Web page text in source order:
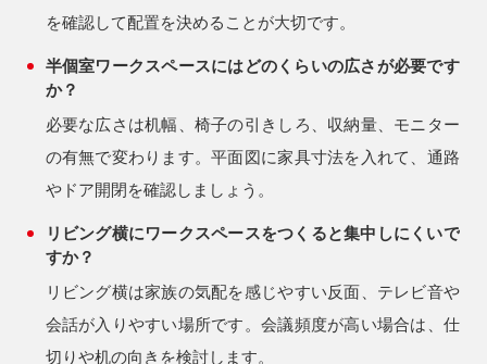
を確認して配置を決めることが大切です。
半個室ワークスペースにはどのくらいの広さが必要です
か？
必要な広さは机幅、椅子の引きしろ、収納量、モニター
の有無で変わります。平面図に家具寸法を入れて、通路
やドア開閉を確認しましょう。
リビング横にワークスペースをつくると集中しにくいで
すか？
リビング横は家族の気配を感じやすい反面、テレビ音や
会話が入りやすい場所です。会議頻度が高い場合は、仕
切りや机の向きを検討します。